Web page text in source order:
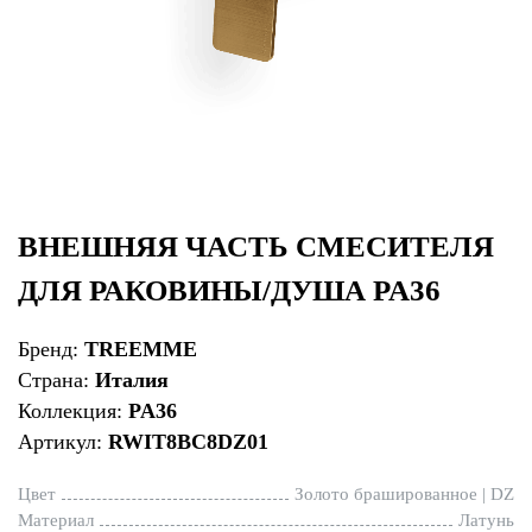
ВНЕШНЯЯ ЧАСТЬ СМЕСИТЕЛЯ
ДЛЯ РАКОВИНЫ/ДУША PA36
Бренд: TREEMME
Страна: Италия
Коллекция: PA36
Артикул: RWIT8BC8DZ01
Цвет
Золото брашированное | DZ
Материал
Латунь